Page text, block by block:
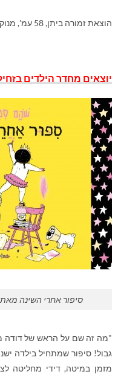
הוצאת זמורה ביתן, 58 עמ', מנוקד
יוצאים מחדר הילדים
סיפור אחרי השינה
"מה זה שם על הראש של דודה
גבול! סיפור שמתחיל בילדה
מזמן במיטה, דידי מחליטה